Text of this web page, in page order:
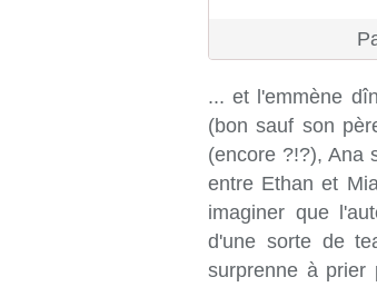
... et l'emmène
(bon sauf son
(encore ?!?), Ana
entre Ethan et
imaginer que
d'une sorte de
surprenne à prier